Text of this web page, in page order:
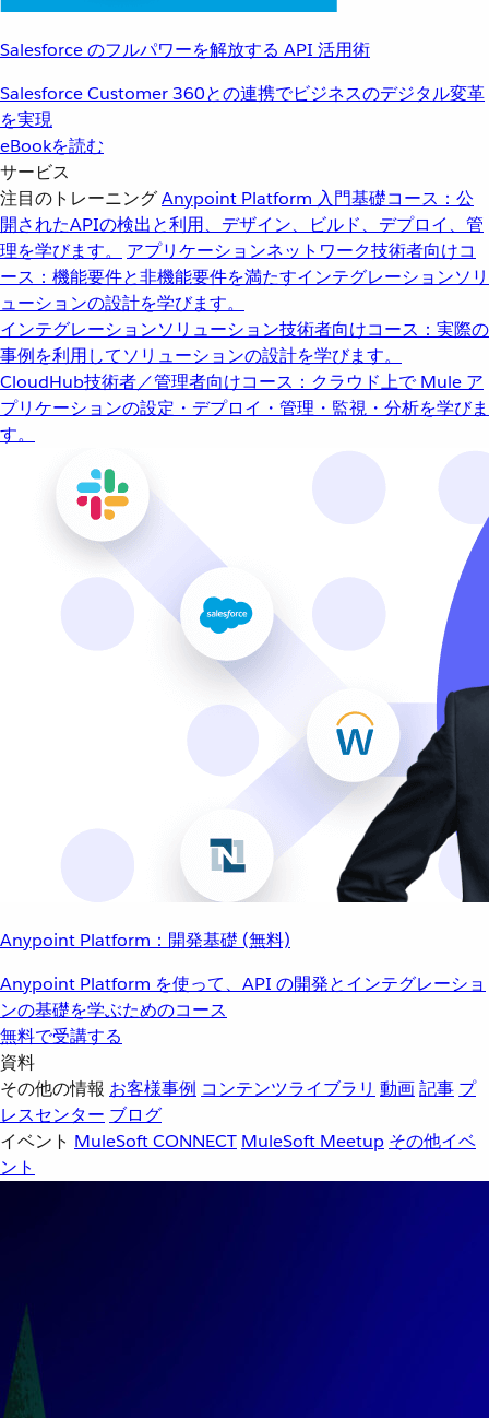
Salesforce のフルパワーを解放する API 活用術
Salesforce Customer 360との連携でビジネスのデジタル変革
を実現
eBookを読む
サービス
注目のトレーニングAnypoint Platform 入門基礎コース：公
開されたAPIの検出と利用、デザイン、ビルド、デプロイ、管
理を学びます。
アプリケーションネットワーク技術者向けコ
ース：機能要件と非機能要件を満たすインテグレーションソリ
ューションの設計を学びます。
インテグレーションソリューション技術者向けコース：実際の
事例を利用してソリューションの設計を学びます。
CloudHub技術者／管理者向けコース：クラウド上で Mule ア
プリケーションの設定・デプロイ・管理・監視・分析を学びま
す。
Anypoint Platform：開発基礎 (無料)
Anypoint Platform を使って、API の開発とインテグレーショ
ンの基礎を学ぶためのコース
無料で受講する
資料
その他の情報 お客様事例 コンテンツライブラリ 動画記事 プ
レスセンター ブログ
イベント MuleSoft CONNECT MuleSoft Meetup その他イベ
ント